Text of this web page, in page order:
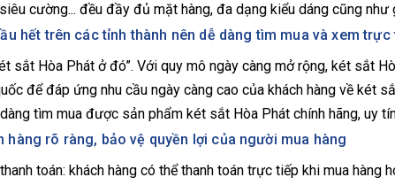
cường... đều đầy đủ mặt hàng, đa dạng kiểu dáng cũng như
hết trên các tỉnh thành nên dễ dàng tìm mua và xem trực
sắt Hòa Phát ở đó”. Với quy mô ngày càng mở rộng, két sắt
để đáp ứng nhu cầu ngày càng cao của khách hàng về két
tìm mua được sản phẩm két sắt Hòa Phát chính hãng, uy
hàng rõ ràng, bảo vệ quyền lợi của người mua hàng
toán: khách hàng có thể thanh toán trực tiếp khi mua hàng